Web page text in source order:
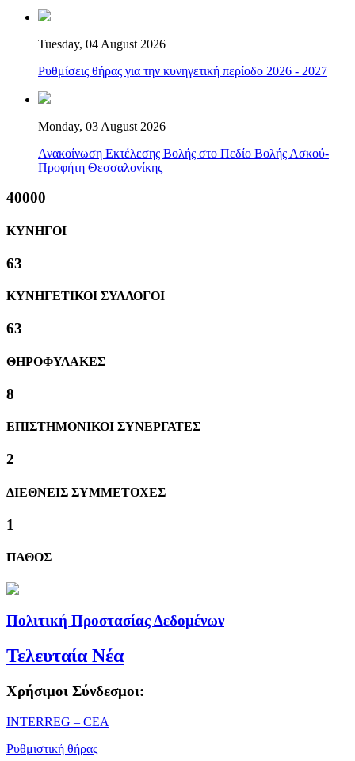
Tuesday, 04 August 2026
Ρυθμίσεις θήρας για την κυνηγετική περίοδο 2026 - 2027
Monday, 03 August 2026
Ανακοίνωση Εκτέλεσης Βολής στο Πεδίο Βολής Ασκού-
Προφήτη Θεσσαλονίκης
40000
ΚΥΝΗΓΟΙ
63
ΚΥΝΗΓΕΤΙΚΟΙ ΣΥΛΛΟΓΟΙ
63
ΘΗΡΟΦΥΛΑΚΕΣ
8
ΕΠΙΣΤΗΜΟΝΙΚΟΙ ΣΥΝΕΡΓΑΤΕΣ
2
ΔΙΕΘΝΕΙΣ ΣΥΜΜΕΤΟΧΕΣ
1
ΠΑΘΟΣ
Πολιτική Προστασίας Δεδομένων
Τελευταία Νέα
Χρήσιμοι Σύνδεσμοι:
ΙΝΤΕRREG – CEA
Ρυθμιστική θήρας